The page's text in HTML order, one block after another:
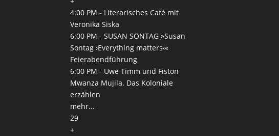
4:00 PM - Literarisches Café mit
Veronika Siska
6:00 PM -SUSAN SONTAG »Susan
Sontag ›Everything matters‹«
Feierabendführung
6:00 PM - Uwe Timm und Fiston
Mwanza Mujila. Das Koloniale
erzählen
mehr...
29
+